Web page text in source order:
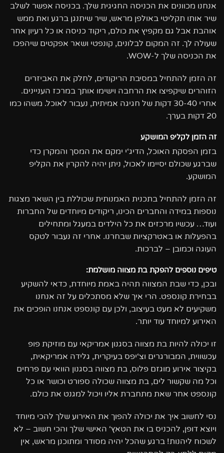
אנחנו מכוונים את הכניסה החגיגית שלך. בכניסה אפשר לשלב
שיר אותו תקליטי באולפן מראש, שיר שיתנגן ברגע ואת ממש
אוהבת אבל גם מקפיץ את כולם, ריקוד כניסה או כל רעיון אחר
שעולה לך. זה המקום לבלונים, קונפטי ושאר אפקטים שיהפכו
את הכניסה שלך ל-WOW.
זה הזמן להתחיל במסיבת הריקודים, לחלק את האביזרים
הזוהרים שיקפיצו את הרחבה וישימו אותך במרכז העניינים.
אחרי 30-40 דקות של חגיגה אמיתית, נעבור לאוכל. משהו כמו
20 דקות בערך.
זה הזמן לקליפ המושקע
בזמן הפסקת האוכל, הדיג‘י ימקם את המסך והמקרן כדי
שברגע שכולם יסיימו לאכול, ניתן יהיה להקרין את הקליפ
המושקע.
זה הזמן להתחיל בתכנית האמנותית שכוללת בין השאר מצגות
נוספות במידה והחברים הכינו, ריקודים מיוחדים של החברות
ועוד… עכשיו מרכזים את כל הילדים במעגל ומתחילים
בהפעלות או באטרקציות שבחרנו. אחרי זה נעבור לטקס
העוגה וכמובן – לברכות.
טיפים נוספים להפקת בת מצווה מושלמת:
ובכן, כדי שבת המצווה תהיה באמת מיוחדת, כדאי להשקיע
בבחירת קונספט. הרי איך שלא מסתכלים על זה אנחנו
משקיעים לא מעט בעיצוב, ולכן עם קונספט אנחנו הופכים את
האירוע למיוחד עוד יותר.
זו יכולה להיות בת מצווה בסגנון אמריקאי עם מוזיקת פופ
עכשווית, המבורגרים וצ‘יפס בעיקרית, גלידה אמריקאית,
בקיצור אירוע מוגזם פלוס, בת מצווה בסגנון הוואי עם פרחים
וכל מה שקשור לים, בת מצווה שכולה ספורט וכושר או כל
קונספט אחר שאת מתחברת אליו ויכול למגנט את כולם.
נסי לחשוב איך את יכולה להפוך את האירוע שלך להכי מיוחד
ויוצא דופן, להכניס בו את הטאץ‘ האישי שלך והכי חשוב – לא
לשכוח ליהנות! ברגע שהכל יהיה מסודר ומתוכנן מראש, אין